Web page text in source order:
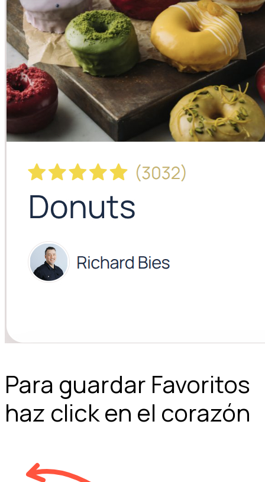
Para guardar Favoritos
haz click en el corazón